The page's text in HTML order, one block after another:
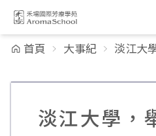
跳到主要內容
首頁 大事紀 淡江大
淡江大學，